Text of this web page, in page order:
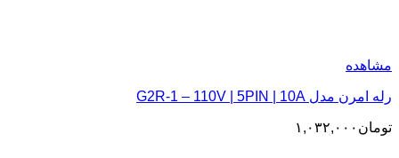
مشاهده
رله امرن مدل G2R-1 – 110V | 5PIN | 10A
تومان ۱,۰۳۲,۰۰۰